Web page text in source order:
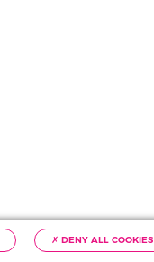
✗ DENY ALL COOKIES